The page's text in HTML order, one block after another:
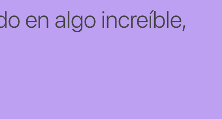
en algo increíble,